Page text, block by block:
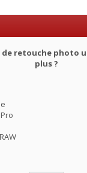
de retouche photo
plus ?